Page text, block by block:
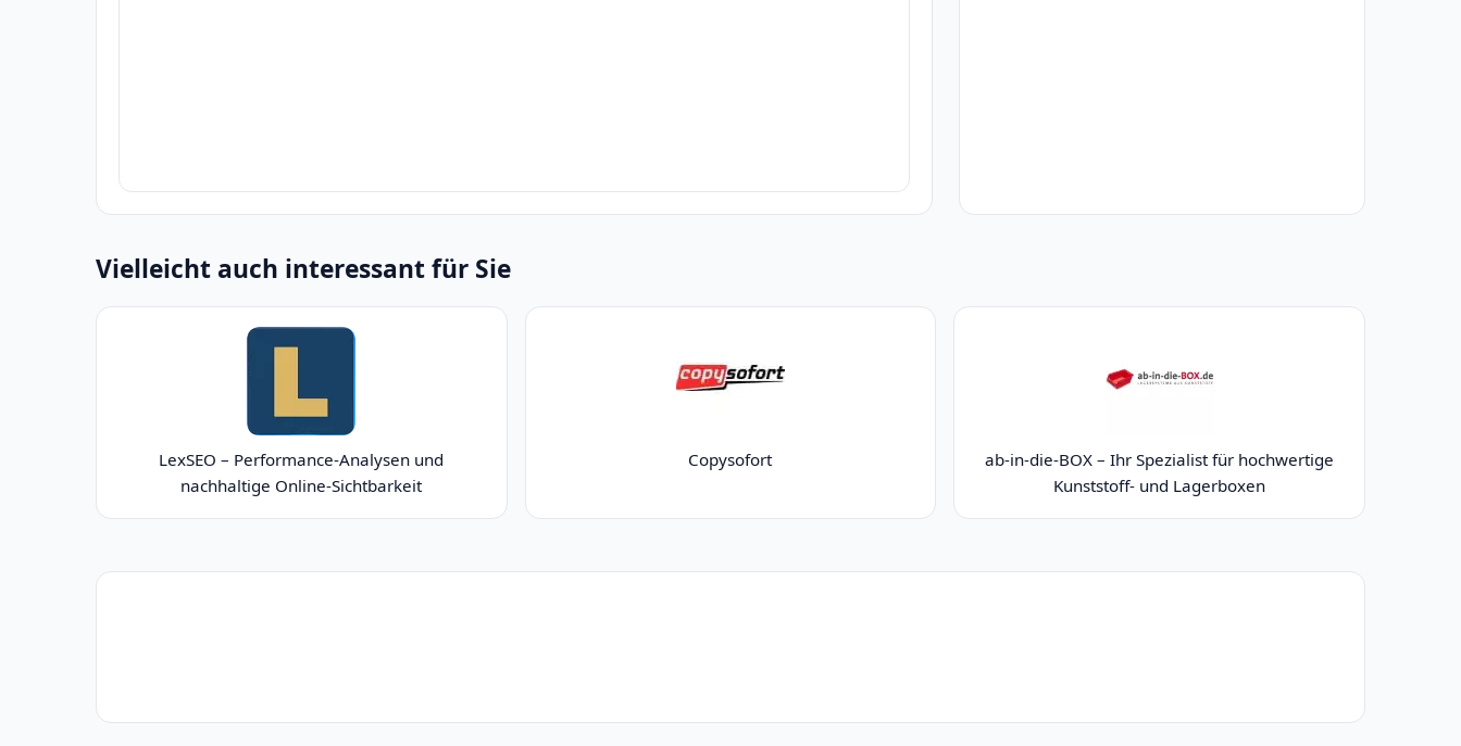
Vielleicht auch interessant für Sie
LexSEO – Performance-Analysen und
nachhaltige Online-Sichtbarkeit
Copysofort
ab‑in‑die‑BOX – Ihr Spezialist für hochwertige
Kunststoff‑ und Lagerboxen